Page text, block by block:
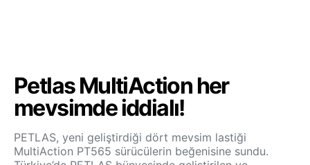
Petlas MultiAction her
mevsimde iddialı!
PETLAS, yeni geliştirdiği dört mevsim lastiği
MultiAction PT565 sürücülerin beğenisine sundu.